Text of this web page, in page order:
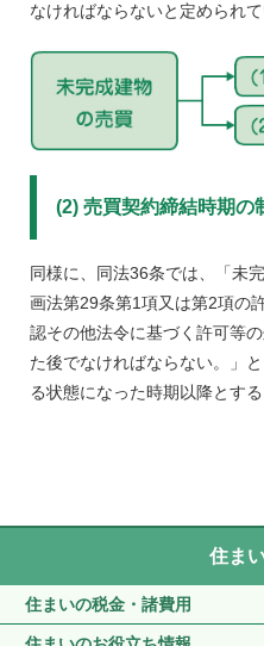
なければならないと定められて
(2) 売買契約締結時期の
同様に、同法36条では、「未
画法第29条第1項又は第2項の
認その他法令に基づく許可等
た後でなければならない。」
る状態になった時期以降とす
住ま
住まいの税金・諸費用